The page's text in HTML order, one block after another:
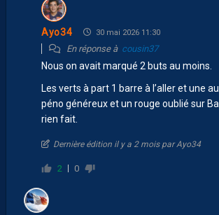
Ayo34 30 mai 2026 11:30
En réponse à cousin37
Nous on avait marqué 2 buts au moins.
Les verts à part 1 barre à l’aller et une
péno généreux et un rouge oublié sur
rien fait.
Dernière édition il y a 2 mois par Ayo34
2 0